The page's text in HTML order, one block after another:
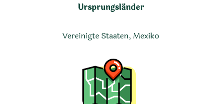
Ursprungsländer
Vereinigte Staaten, Mexiko